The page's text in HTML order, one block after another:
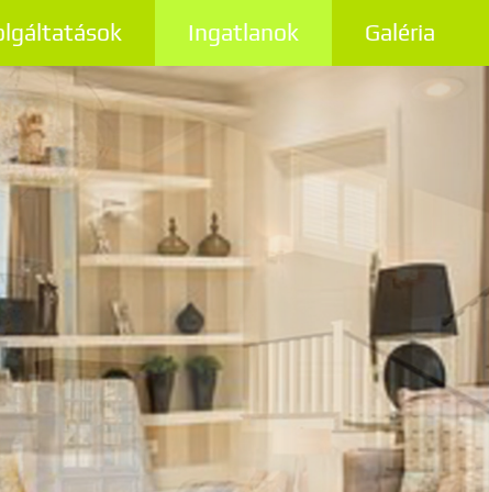
Ingatlanok Galéria